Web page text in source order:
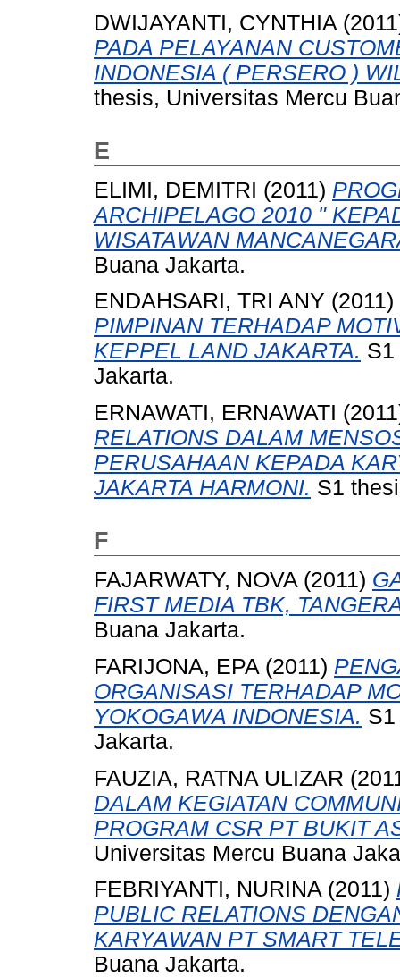
DWIJAYANTI, CYNTHIA
PADA PELAYANAN
INDONESIA ( PERSERO )
thesis, Universitas Mercu
E
ELIMI, DEMITRI (2011)
ARCHIPELAGO 2010 "
WISATAWAN
Buana Jakarta.
ENDAHSARI, TRI ANY (2011)
PIMPINAN TERHADAP
KEPPEL LAND JAKARTA.
Jakarta.
ERNAWATI, ERNAWATI
RELATIONS DALAM
PERUSAHAAN KEPADA
JAKARTA HARMONI. S1
F
FAJARWATY, NOVA (2011)
FIRST MEDIA TBK,
Buana Jakarta.
FARIJONA, EPA (2011)
ORGANISASI TERHADAP
YOKOGAWA INDONESIA.
Jakarta.
FAUZIA, RATNA ULIZAR
DALAM KEGIATAN
PROGRAM CSR PT BUKIT
Universitas Mercu Buana
FEBRIYANTI, NURINA(2011)
PUBLIC RELATIONS
KARYAWAN PT SMART
Buana Jakarta.